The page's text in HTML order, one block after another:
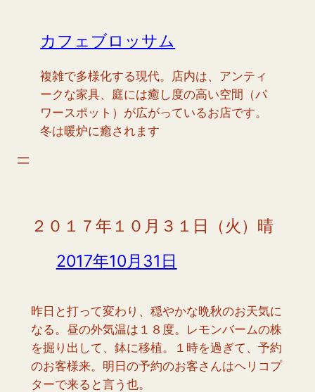
カフェブロッサム
複雑で多様化する現代。店内は、アンティ
ークな家具、庭には癒し度の高い空間（パ
ワースポット）が広がっているお店です。
冬は暖炉に癒されます
２０１７年１０月３１日（火）晴
2017年10月31日
昨日と打って変わり、穏やかな晩秋のお天気に
なる。昼の外気温は１８度。レモンバームの株
を掘り出して、鉢に移植。１時を過ぎて、予約
のお客様来。明日の予約のお客さんはヘリコプ
ターで来ると言う也。